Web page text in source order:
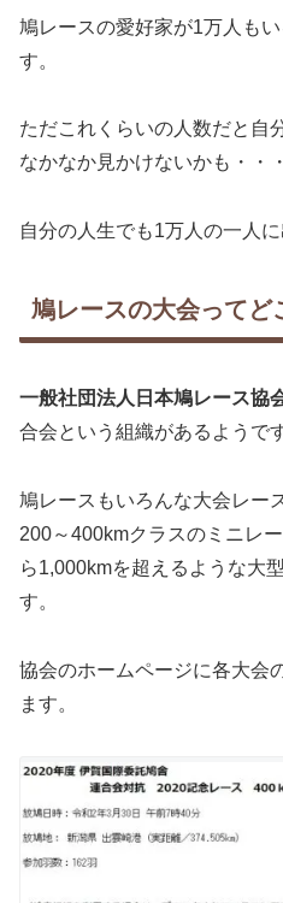
鳩レースの愛好家が1万人も
す。
ただこれくらいの人数だと自
なかなか見かけないかも・・・
自分の人生でも1万人の一人
鳩レースの大会ってど
一般社団法人日本鳩レース協
合会という組織があるようです
鳩レースもいろんな大会レー
200～400kmクラスのミニレ
ら1,000kmを超えるような大
す。
協会のホームページに各大会
ます。